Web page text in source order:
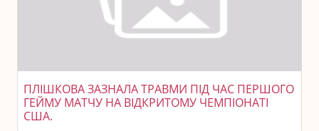
ПЛІШКОВА ЗАЗНАЛА ТРАВМИ ПІД ЧАС ПЕРШОГО
ГЕЙМУ МАТЧУ НА ВІДКРИТОМУ ЧЕМПІОНАТІ
США.